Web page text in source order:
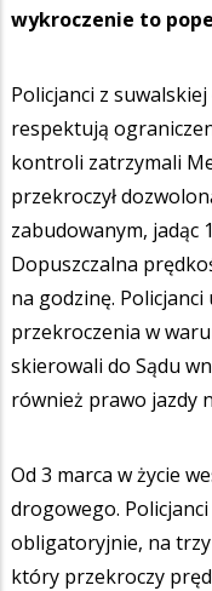
wykroczenie to
Policjanci z
respektują
kontroli zatrzymali
przekroczył
zabudowanym, jadąc
Dopuszczalna
na godzinę.
przekroczenia w
skierowali do Sądu
również prawo jazdy
Od 3 marca w życie
drogowego.
obligatoryjnie, na
który przekroczy